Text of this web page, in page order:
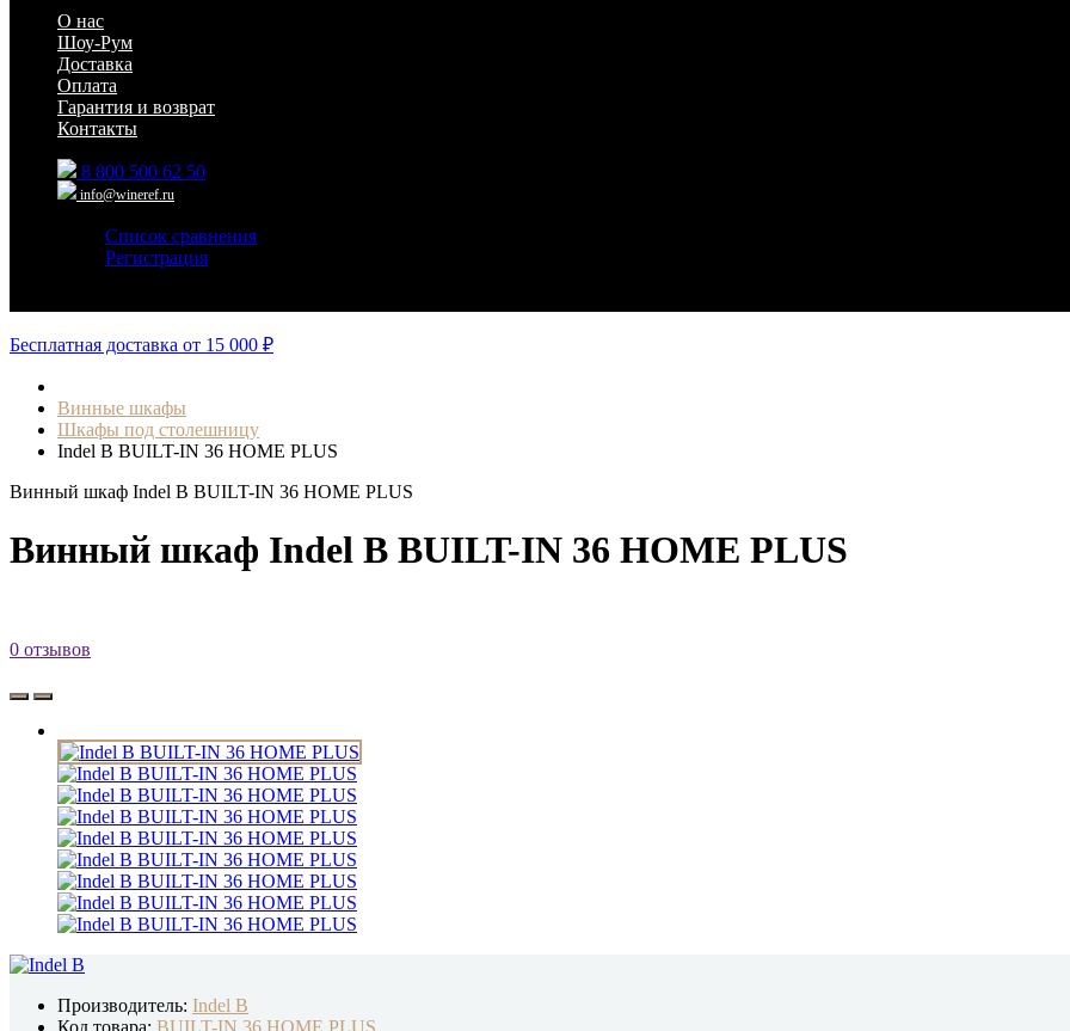
О нас
Шоу-Рум
Доставка
Оплата
Гарантия и возврат
Контакты
8 800 500 62 50
info@wineref.ru
Список сравнения
Регистрация
Бесплатная доставка от 15 000 ₽
Винные шкафы
Шкафы под столешницу
Indel B BUILT-IN 36 HOME PLUS
Винный шкаф Indel B BUILT-IN 36 HOME PLUS
Винный шкаф Indel B BUILT-IN 36 HOME PLUS
0 отзывов
Производитель: Indel B
Код товара: BUILT-IN 36 HOME PLUS